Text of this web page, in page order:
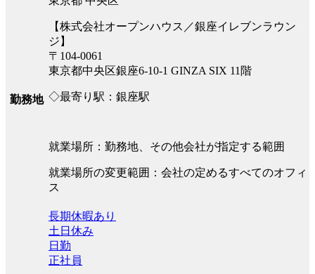
勤務地
【株式会社オープンハウス／銀座イレブンラウン
ジ】
〒104-0061
東京都中央区銀座6-10-1 GINZA SIX 11階
◇最寄り駅：銀座駅
就業場所：勤務地、その他会社が指定する範囲
就業場所の変更範囲：会社の定めるすべてのオフィ
ス
長期休暇あり
土日休み
日勤
正社員